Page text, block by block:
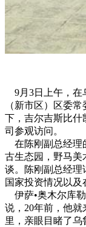
9月3日上午，在
（新市区）区委
下，吉尔吉斯比什
司参观访问。
在陈刚副总经理
古生态园，野马美
谈。陈刚副总经理
国家投资情况以及
伊萨•奥木尔库
说，20年前，他
里，亲眼目睹了